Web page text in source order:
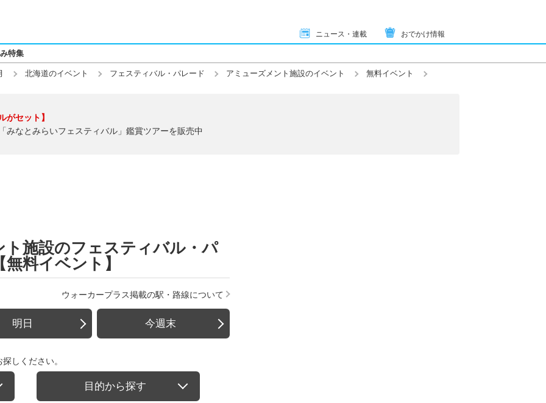
ニュース・連載 おでかけ情報
特集
北海道のイベント フェスティバル・パレード アミューズメント施設のイベント 無料イベント
がセット】
みなとみらいフェスティバル」鑑賞ツアーを販売中
施設のフェスティバル・パ
料イベント】
ウォーカープラス掲載の駅・路線について
明日 今週末
しください。
目的から探す